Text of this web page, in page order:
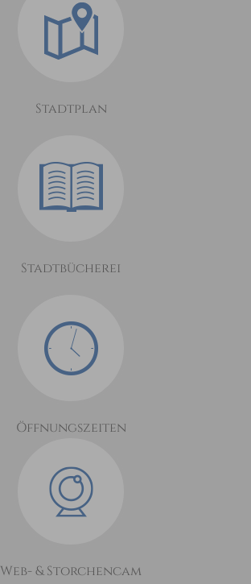
Stadtplan
Stadtbücherei
Öffnungszeiten
Web- & Storchencam